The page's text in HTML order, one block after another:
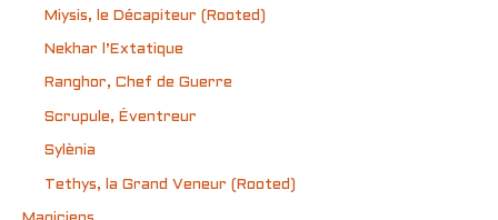
Miysis, le Décapiteur (Rooted)
Nekhar l’Extatique
Ranghor, Chef de Guerre
Scrupule, Éventreur
Sylènia
Tethys, la Grand Veneur (Rooted)